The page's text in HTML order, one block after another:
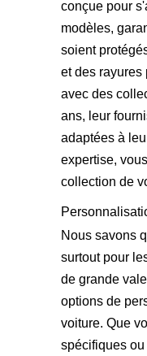
conçue pour
modèles,
soient
et des
avec des
ans, leur
adaptées à
expertise,
collection de
Nous savons
surtout pour
de grande
options de
voiture. Que
spécifiques